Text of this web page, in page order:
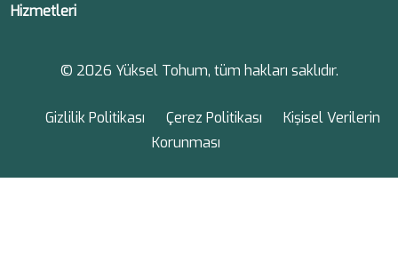
Hizmetleri
© 2026 Yüksel Tohum, tüm hakları saklıdır.
Gizlilik Politikası Çerez Politikası
Kişisel Verilerin
Korunması